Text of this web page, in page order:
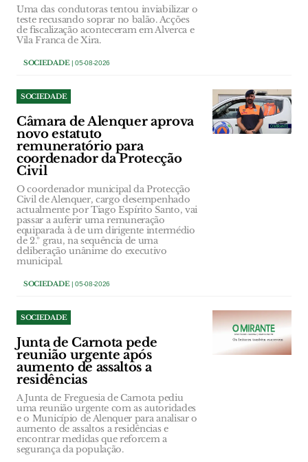
Uma das condutoras tentou inviabilizar o
teste recusando soprar no balão. Acções
de fiscalização aconteceram em Alverca e
Vila Franca de Xira.
SOCIEDADE| 05-08-2026
SOCIEDADE
Câmara de Alenquer aprova
novo estatuto
remuneratório para
coordenador da Protecção
Civil
O coordenador municipal da Protecção
Civil de Alenquer, cargo desempenhado
actualmente por Tiago Espírito Santo, vai
passar a auferir uma remuneração
equiparada à de um dirigente intermédio
de 2.º grau, na sequência de uma
deliberação unânime do executivo
municipal.
SOCIEDADE| 05-08-2026
SOCIEDADE
Junta de Carnota pede
reunião urgente após
aumento de assaltos a
residências
A Junta de Freguesia de Carnota pediu
uma reunião urgente com as autoridades
e o Município de Alenquer para analisar o
aumento de assaltos a residências e
encontrar medidas que reforcem a
segurança da população.